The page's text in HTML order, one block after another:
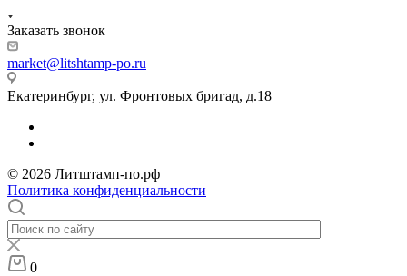
Заказать звонок
market@litshtamp-po.ru
Екатеринбург, ул. Фронтовых бригад, д.18
© 2026 Литштамп-по.рф
Политика конфиденциальности
0